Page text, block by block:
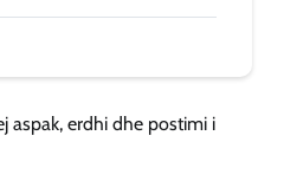
aspak, erdhi dhe postimi i